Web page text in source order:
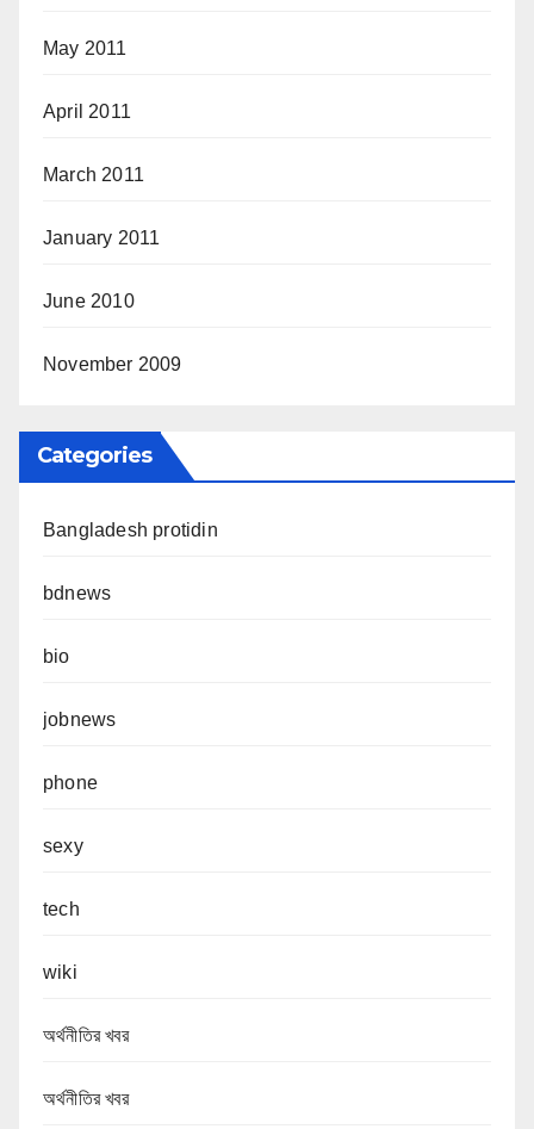
May 2011
April 2011
March 2011
January 2011
June 2010
November 2009
Categories
Bangladesh protidin
bdnews
bio
jobnews
phone
sexy
tech
wiki
অর্থনীতির খবর
অর্থনীতির খবর